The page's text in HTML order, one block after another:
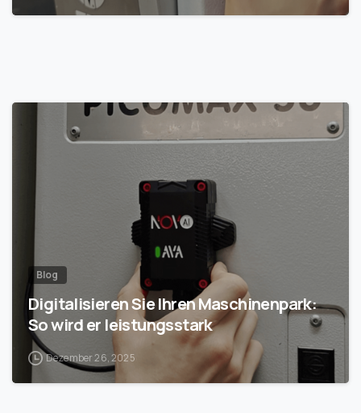
1
Blog
Digitalisieren Sie Ihren Maschinenpark:
So wird er leistungsstark
Dezember 26, 2025